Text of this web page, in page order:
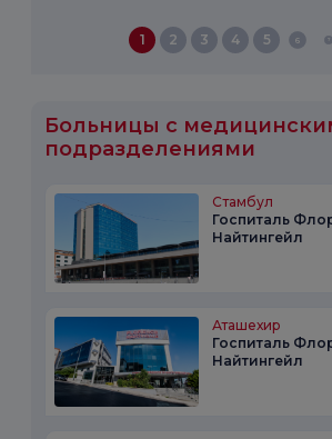
1 2 3 4 5 6
Больницы с
подразделениями
Стамбул
Госпиталь
Найтингейл
Аташехир
Госпиталь
Найтингейл